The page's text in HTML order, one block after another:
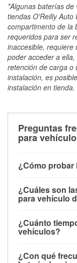
*Algunas baterías
tiendas O'Reilly
compartimento de la
requeridos para ser
inaccesible, requiere
poder acceder a
retención de carga o
instalación, es
instalación en tienda.
Preguntas
para
¿Cómo probar
maneras. El
multímetro: con
voltaje: una
cargada
importante
¿Cuáles son
para vehículo
advertencia. Un
tenues,
que la batería
¿Cuánto
vehículos?
entre 3 y 5
¿Con qué